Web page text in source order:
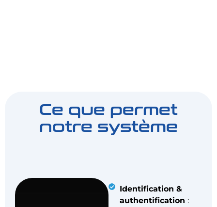
Ce que permet
notre système
Identification &
authentification :